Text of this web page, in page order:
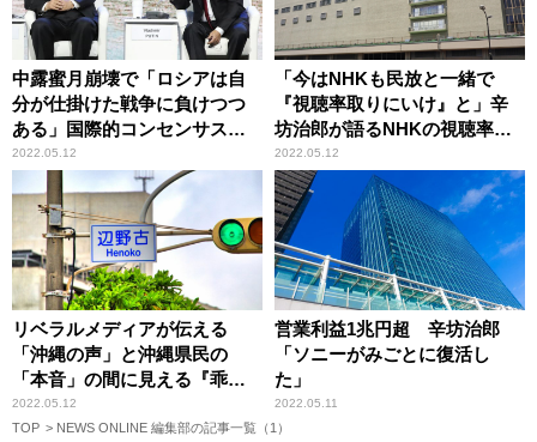
中露蜜月崩壊で「ロシアは自
分が仕掛けた戦争に負けつつ
ある」国際的コンセンサスを
辛坊治郎が分析
2022.05.12
「今はNHKも民放と一緒で
『視聴率取りにいけ』と」辛
坊治郎が語るNHKの視聴率へ
のスタンスの変遷
2022.05.12
リベラルメディアが伝える
「沖縄の声」と沖縄県民の
「本音」の間に見える『乖
離』 辛坊治郎が読み解く各
紙世論調査
2022.05.12
営業利益1兆円超 辛坊治郎
「ソニーがみごとに復活し
た」
2022.05.11
TOP NEWS ONLINE 編集部の記事一覧（1）